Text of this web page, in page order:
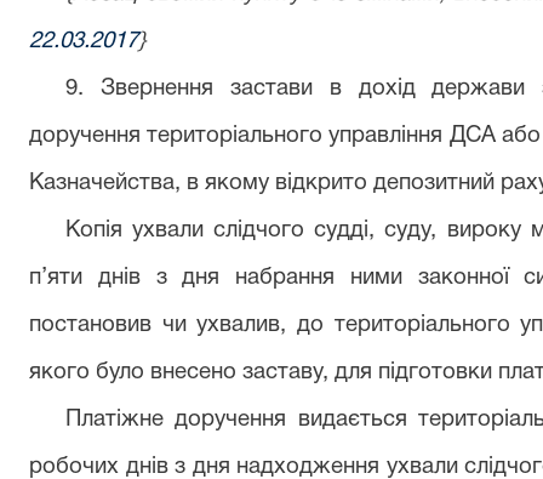
22.03.2017}
9. Звернення застави в дохід держави
доручення територіального управління ДСА
Казначейства, в якому відкрито депозитний
Копія ухвали слідчого судді, суду,
п’яти днів з дня набрання ними законної
постановив чи ухвалив, до територіального
якого було внесено заставу, для підготовки
Платіжне доручення видається
робочих днів з дня надходження ухвали